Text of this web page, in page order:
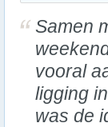
Samen
vooral
ligging
was de